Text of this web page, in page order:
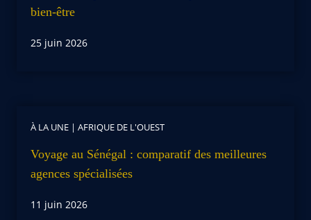
bien-être
25 juin 2026
À LA UNE | AFRIQUE DE L'OUEST
Voyage au Sénégal : comparatif des meilleures
agences spécialisées
11 juin 2026